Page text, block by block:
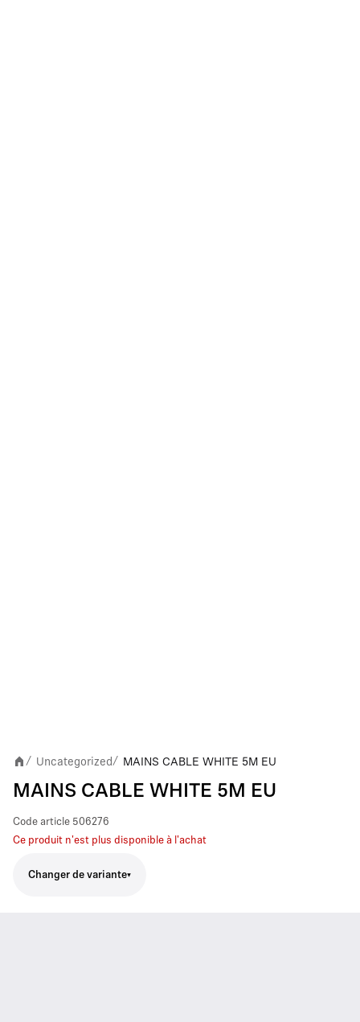
/ Uncategorized / MAINS CABLE WHITE 5M EU
MAINS CABLE WHITE 5M EU
Code article 506276
Ce produit n'est plus disponible à l'achat
Changer de variante